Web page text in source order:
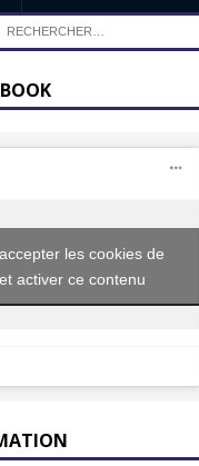
les cookies de
activer ce contenu